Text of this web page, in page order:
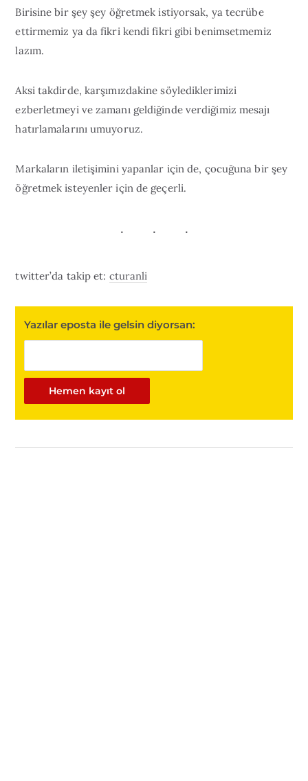
Birisine bir şey şey öğretmek istiyorsak, ya tecrübe
ettirmemiz ya da fikri kendi fikri gibi benimsetmemiz
lazım.
Aksi takdirde, karşımızdakine söylediklerimizi
ezberletmeyi ve zamanı geldiğinde verdiğimiz mesajı
hatırlamalarını umuyoruz.
Markaların iletişimini yapanlar için de, çocuğuna bir şey
öğretmek isteyenler için de geçerli.
twitter’da takip et: cturanli
Yazılar eposta ile gelsin diyorsan: